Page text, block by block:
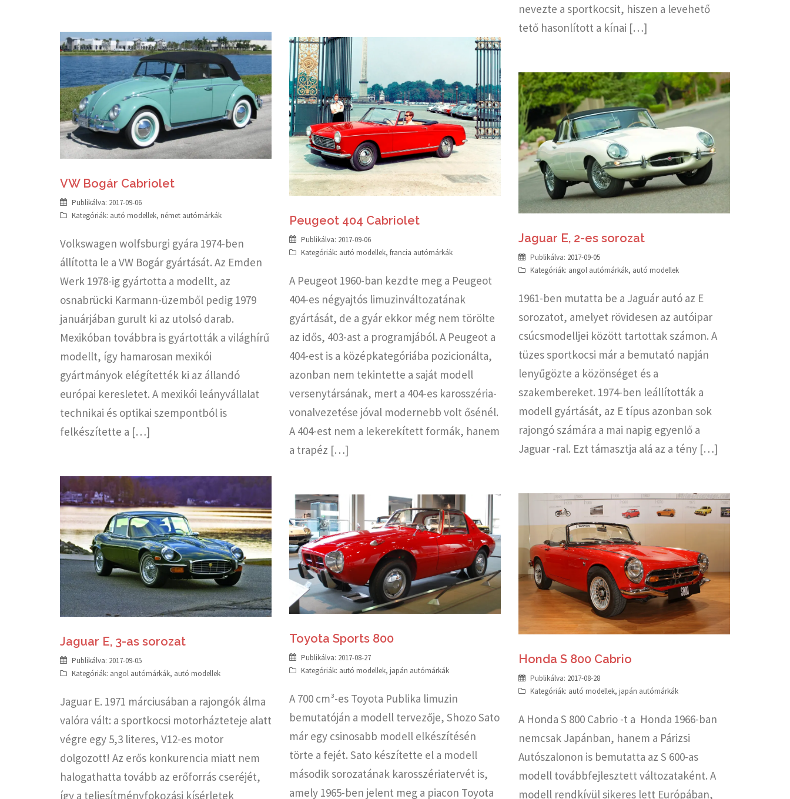
nevezte a sportkocsit, hiszen a levehető
tető hasonlított a kínai […]
VW Bogár Cabriolet
Publikálva: 2017-09-06
Kategóriák: autó modellek, német autómárkák
Volkswagen wolfsburgi gyára 1974-ben
állította le a VW Bogár gyártását. Az Emden
Werk 1978-ig gyártotta a modellt, az
osnabrücki Karmann-üzemből pedig 1979
januárjában gurult ki az utolsó darab.
Mexikóban továbbra is gyártották a világhírű
modellt, így hamarosan mexikói
gyártmányok elégítették ki az állandó
európai keresletet. A mexikói leányvállalat
technikai és optikai szempontból is
felkészítette a […]
Peugeot 404 Cabriolet
Publikálva: 2017-09-06
Kategóriák: autó modellek, francia autómárkák
A Peugeot 1960-ban kezdte meg a Peugeot
404-es négyajtós limuzinváltozatának
gyártását, de a gyár ekkor még nem törölte
az idős, 403-ast a programjából. A Peugeot a
404-est is a középkategóriába pozicionálta,
azonban nem tekintette a saját modell
versenytársának, mert a 404-es karosszéria-
vonalvezetése jóval modernebb volt ősénél.
A 404-est nem a lekerekített formák, hanem
a trapéz […]
Jaguar E, 2-es sorozat
Publikálva: 2017-09-05
Kategóriák: angol autómárkák, autó modellek
1961-ben mutatta be a Jaguár autó az E
sorozatot, amelyet rövidesen az autóipar
csúcsmodelljei között tartottak számon. A
tüzes sportkocsi már a bemutató napján
lenyűgözte a közönséget és a
szakembereket. 1974-ben leállították a
modell gyártását, az E típus azonban sok
rajongó számára a mai napig egyenlő a
Jaguar -ral. Ezt támasztja alá az a tény […]
Jaguar E, 3-as sorozat
Publikálva: 2017-09-05
Kategóriák: angol autómárkák, autó modellek
Jaguar E. 1971 márciusában a rajongók álma
valóra vált: a sportkocsi motorházteteje alatt
végre egy 5,3 literes, V12-es motor
dolgozott! Az erős konkurencia miatt nem
halogathatta tovább az erőforrás cseréjét,
így a teljesítményfokozási kísérletek
Honda S 800 Cabrio
Publikálva: 2017-08-28
Kategóriák: autó modellek, japán autómárkák
A Honda S 800 Cabrio -t a Honda 1966-ban
nemcsak Japánban, hanem a Párizsi
Autószalonon is bemutatta az S 600-as
modell továbbfejlesztett változataként. A
modell rendkívül sikeres lett Európában,
Toyota Sports 800
Publikálva: 2017-08-27
Kategóriák: autó modellek, japán autómárkák
A 700 cm³-es Toyota Publika limuzin
bemutatóján a modell tervezője, Shozo Sato
már egy csinosabb modell elkészítésén
törte a fejét. Sato készítette el a modell
második sorozatának karosszériatervét is,
amely 1965-ben jelent meg a piacon Toyota